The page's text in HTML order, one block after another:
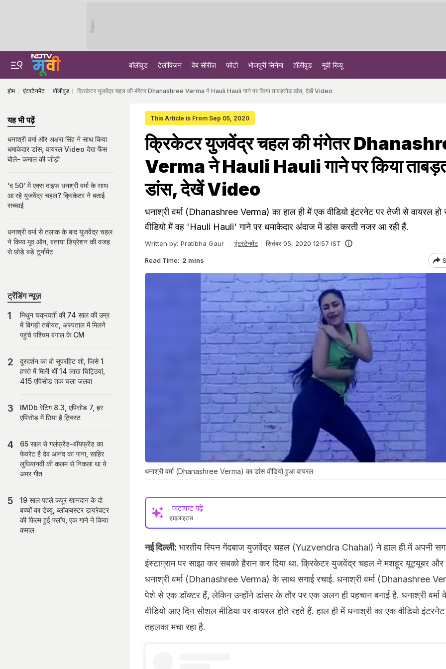
विज्ञापन
बॉलीवुड टेलीविज़न वेब सीरीज़ फोटो भोजपुरी सिनेमा हॉलीवुड मूवी रिव्यू
होम एंटरटेनमेंट बॉलीवुड क्रिकेटर युजवेंद्र चहल की मंगेतर Dhanashree Verma ने Hauli Hauli गाने पर किया ताबड़तोड़ डांस, देखें Video
This Article is From Sep 05, 2020
क्रिकेटर युजवेंद्र चहल की मंगेतर
Verma ने Hauli Hauli गाने पर किया
डांस, देखें Video
धनाश्री वर्मा (Dhanashree Verma) का हाल ही में एक वीडियो इंटरनेट पर तेजी से वायरल हो
वीडियो में वह 'Hauli Hauli' गाने पर धमाकेदार अंदाज में डांस करती नजर आ रही हैं.
Written by: Pratibha Gaur एंटरटेनमेंट सितंबर 05, 2020 12:57 IST
Read Time: 2 mins
धनाश्री वर्मा (Dhanashree Verma) का डांस वीडियो हुआ वायरल
फटाफट पढ़ें
हाइलाइट्स
नई दिल्ली: भारतीय स्पिन गेंदबाज युजवेंद्र चहल (Yuzvendra Chahal) ने हाल ही में अपनी
इंस्टाग्राम पर साझा कर सबको हैरान कर दिया था. क्रिकेटर युजवेंद्र चहल ने मशहूर यूट्यूबर और
धनाश्री वर्मा (Dhanashree Verma) के साथ सगाई रचाई. धनाश्री वर्मा (Dhanashree
पेशे से एक डॉक्टर हैं, लेकिन उन्होंने डांसर के तौर पर एक अलग ही पहचान बनाई है. धनाश्री वर्मा
वीडियो आए दिन सोशल मीडिया पर वायरल होते रहते हैं. हाल ही में धनाश्री का एक वीडियो
तहलका मचा रहा है.
यह भी पढ़ें
धनाश्री वर्मा और अक्षरा सिंह ने साथ किया
धमाकेदार डांस, वायरल Video देख फैंस
बोले- कमाल की जोड़ी
'द 50' में एक्स वाइफ धनश्री वर्मा के साथ
आ रहे युजवेंद्र चहल? क्रिकेटर ने बताई
सच्चाई
धनाश्री वर्मा से तलाक के बाद युजवेंद्र चहल
ने किया मूव ऑन, बताया डिप्रेशन की वजह
से छोड़े बड़े टूर्नामेंट
ट्रेंडिंग न्यूज़
मिथुन चक्रवर्ती की 74 साल की उम्र
में बिगड़ी तबीयत, अस्पताल में मिलने
पहुंचे पश्चिम बंगाल के CM
दूरदर्शन का वो सुपरहिट शो, जिसे 1
हफ्ते में मिली थीं 14 लाख चिट्ठियां,
415 एपिसोड तक चला जलवा
IMDb रेटिंग 8.3, एपिसोड 7, हर
एपिसोड में छिपा है ट्विस्ट
65 साल से गर्लफ्रेंड-बॉयफ्रेंड का
फेवरेट है देव आनंद का गाना, साहिर
लुधियानवी की कलम से निकला था ये
अमर गीत
19 साल पहले कपूर खानदान के दो
बच्चों का डेब्यू, ब्लॉकबस्टर डायरेक्टर
की फिल्म हुई फ्लॉप, एक गाने ने किया
कमाल